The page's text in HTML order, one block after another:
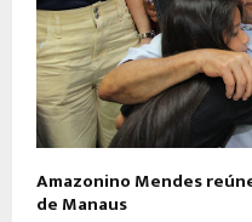
Amazonino Mendes
de Manaus